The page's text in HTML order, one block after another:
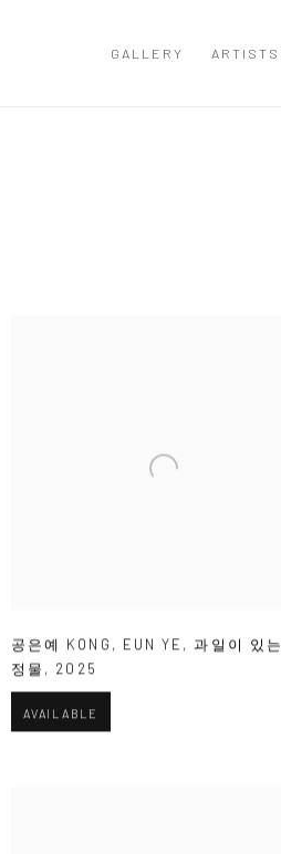
GALLERY ARTISTS
공은예 KONG , EUN YE ,과일이 있는
정물 , 2025
AVAILABLE